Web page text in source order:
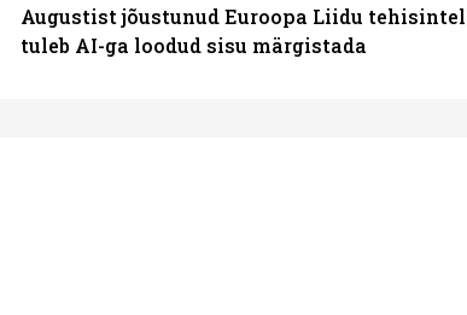
Augustist jõustunud Euroopa Liidu
tuleb AI-ga loodud sisu märgistada